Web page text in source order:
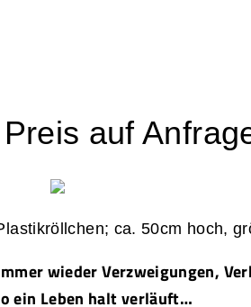
auf
ca. 50cm hoch,
wieder Verzweigungen,
ein Leben halt verläuft…